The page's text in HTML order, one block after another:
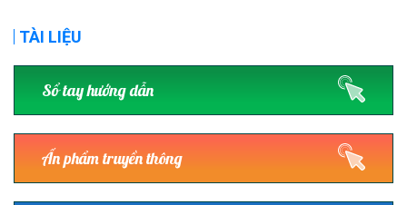
TÀI LIỆU
Sổ tay hướng dẫn
Ấn phẩm truyền thông